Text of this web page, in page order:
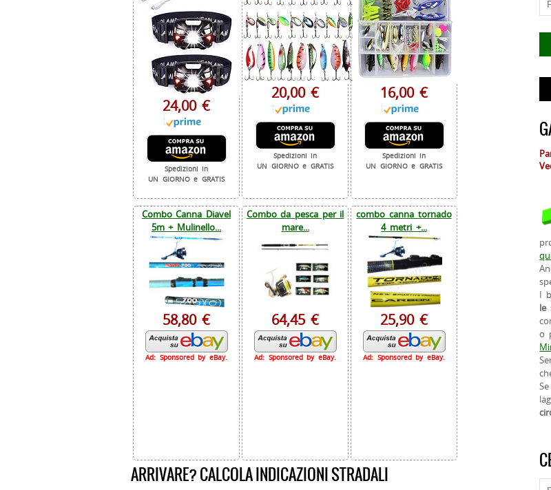
24,00 €
Spedizioni in
UN GIORNO e GRATIS
20,00 €
Spedizioni in
UN GIORNO e GRATIS
16,00 €
Spedizioni in
UN GIORNO e GRATIS
Combo Canna Diavel
5m + Mulinello...
58,80 €
Ad: Sponsored by eBay.
Combo da pesca per il
mare...
64,45 €
Ad: Sponsored by eBay.
combo canna tornado
4 metri +...
25,90 €
Ad: Sponsored by eBay.
ARRIVARE? CALCOLA INDICAZIONI STRADALI
I
le
o